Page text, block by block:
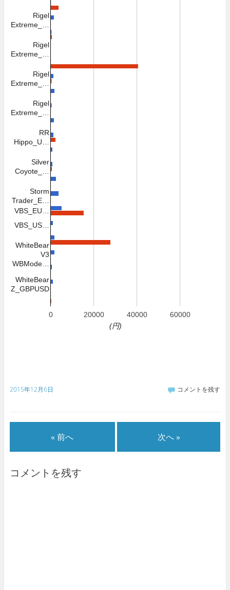
0 20000 40000 60000
Rigel
Extreme_…
Rigel
Extreme_…
Rigel
Extreme_…
Rigel
Extreme_…
RR
Hippo_U…
Silver
Coyote_…
Storm
Trader_E…
VBS_EU…
VBS_US…
WhiteBear
V3
WBMode…
WhiteBear
Z_GBPUSD
(円)
2015年12月6日 コメントを残す
« 前へ 次へ »
コメントを残す